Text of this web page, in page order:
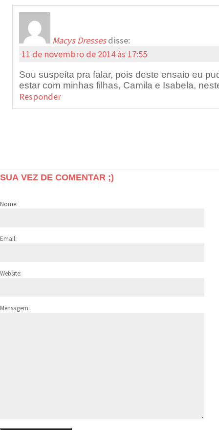
Macys Dresses disse:
11 de novembro de 2014 às 17:55
Sou suspeita pra falar, pois deste ensaio eu
estar com minhas filhas, Camila e Isabela,
Responder
SUA VEZ DE COMENTAR ;)
Nome:
Email:
Website:
Mensagem: